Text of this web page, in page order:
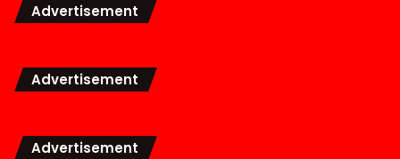
Advertisement
Advertisement
Advertisement